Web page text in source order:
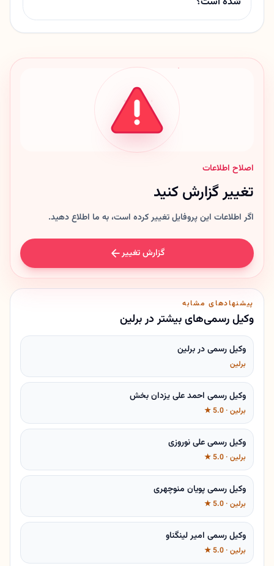
اصلاح اطلاعات
تغییر گزارش کنید
اگر اطلاعات این پروفایل تغییر کرده است، به ما اطلاع دهید.
گزارش تغییر
پیشنهادهای مشابه
وکیل رسمی‌های بیشتر در برلین
وکیل رسمی در برلین
برلین
وکیل رسمی احمد علی یزدان بخش
برلین · 5.0 ★
وکیل رسمی علی نوروزی
برلین · 5.0 ★
وکیل رسمی پویان منوچهری
برلین · 5.0 ★
وکیل رسمی امیر لینگناو
برلین · 5.0 ★